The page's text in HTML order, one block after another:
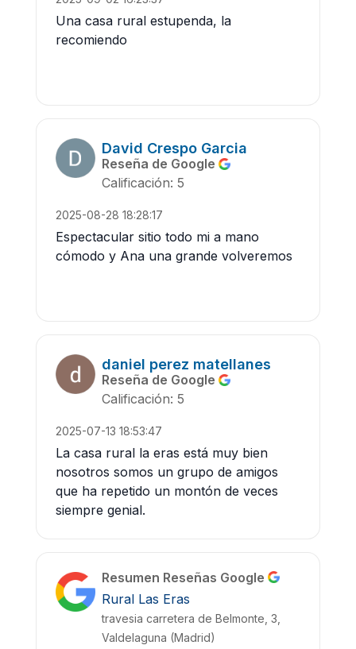
Una casa rural estupenda, la
recomiendo
David Crespo Garcia
Reseña de Google
Calificación: 5
2025-08-28 18:28:17
Espectacular sitio todo mi a mano
cómodo y Ana una grande volveremos
daniel perez matellanes
Reseña de Google
Calificación: 5
2025-07-13 18:53:47
La casa rural la eras está muy bien
nosotros somos un grupo de amigos
que ha repetido un montón de veces
siempre genial.
Resumen Reseñas Google
Rural Las Eras
travesia carretera de Belmonte, 3,
Valdelaguna (Madrid)